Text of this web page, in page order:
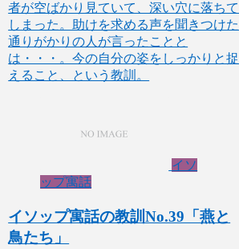
者が空ばかり見ていて、深い穴に落ちて
しまった。助けを求める声を聞きつけた
通りがかりの人が言ったことと
は・・・。今の自分の姿をしっかりと捉
えること、という教訓。
イソ
ップ寓話
イソップ寓話の教訓No.39「燕と
鳥たち」